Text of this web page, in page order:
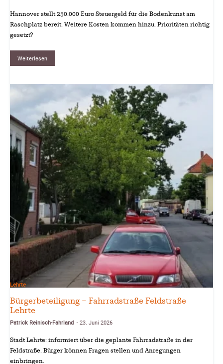
Hannover stellt 250.000 Euro Steuergeld für die Bodenkunst am
Raschplatz bereit. Weitere Kosten kommen hinzu. Prioritäten richtig
gesetzt?
Weiterlesen
Lehrte
Bürgerbeteiligung – Fahrradstraße Feldstraße
Lehrte
Patrick Reinisch-Fahrland - 23. Juni 2026
Stadt Lehrte: informiert über die geplante Fahrradstraße in der
Feldstraße. Bürger können Fragen stellen und Anregungen
einbringen.